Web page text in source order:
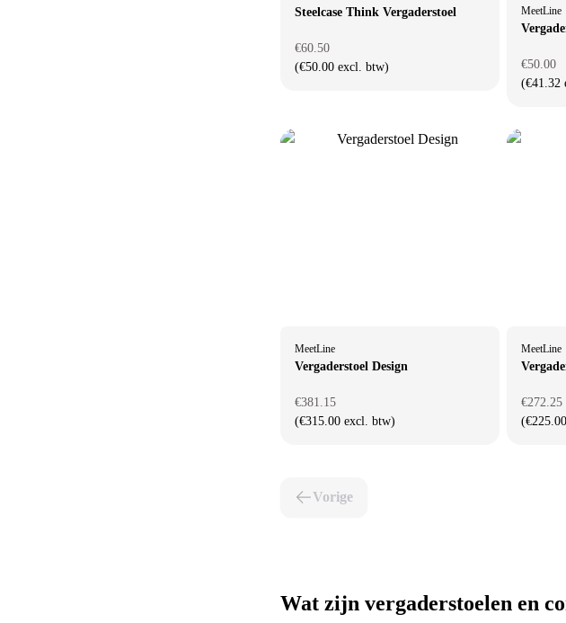
Steelcase Think Vergaderstoel
€60.50
(€50.00 excl. btw)
MeetLine
€50.00
(€41.32
MeetLine
Vergaderstoel Design
€381.15
(€315.00 excl. btw)
MeetLine
€272.25
Vorige
Wat zijn vergaderstoelen en